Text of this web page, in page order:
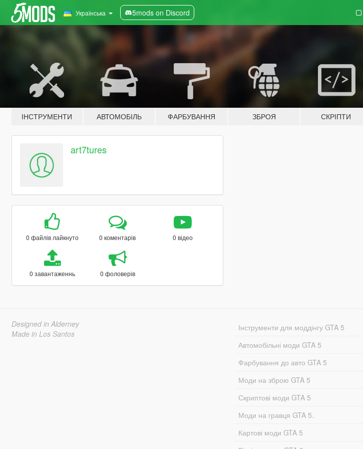
Українська 5mods on Discord
ІНСТРУМЕНТИ АВТОМОБІЛЬ ФАРБУВАННЯ ЗБРОЯ СКРІПТИ
art7tures
0 файлів лайкнуто 0 коментарів 0 відео
0 завантаженнь 0 фоловерів
Designed in Alderney
Made in Los Santos
Інструменти для моддінгу GTA 5
Автомобільні моди GTA 5
Фарбування до авто GTA 5
Моди на зброю GTA 5
Скриптові моди GTA 5
Моди на гравця GTA 5.
Картові моди GTA 5